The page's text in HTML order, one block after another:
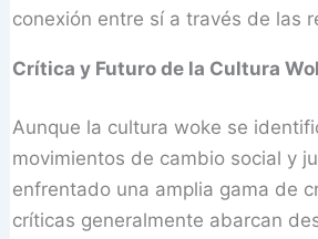
conexión entre sí a través de las
Crítica y Futuro de la Cultura
Aunque la cultura woke se
movimientos de cambio social y
enfrentado una amplia gama de
críticas generalmente abarcan